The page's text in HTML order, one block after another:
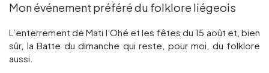
Mon événement préféré du folklore liégeois
L’enterrement de Mati l’Ohé et les fêtes du 15 août et, bien
sûr, la Batte du dimanche qui reste, pour moi, du folklore
aussi.